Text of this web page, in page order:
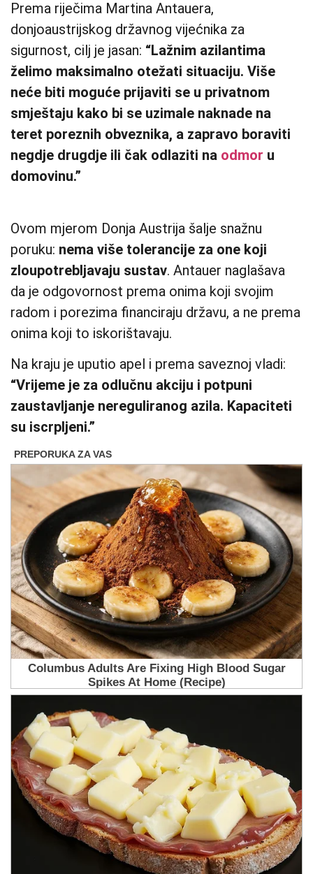
Prema riječima Martina Antauera,
donjoaustrijskog državnog vijećnika za
sigurnost, cilj je jasan: “Lažnim azilantima
želimo maksimalno otežati situaciju. Više
neće biti moguće prijaviti se u privatnom
smještaju kako bi se uzimale naknade na
teret poreznih obveznika, a zapravo boraviti
negdje drugdje ili čak odlaziti na odmor u
domovinu.”
Ovom mjerom Donja Austrija šalje snažnu
poruku: nema više tolerancije za one koji
zloupotrebljavaju sustav. Antauer naglašava
da je odgovornost prema onima koji svojim
radom i porezima financiraju državu, a ne prema
onima koji to iskorištavaju.
Na kraju je uputio apel i prema saveznoj vladi:
“Vrijeme je za odlučnu akciju i potpuni
zaustavljanje nereguliranog azila. Kapaciteti
su iscrpljeni.”